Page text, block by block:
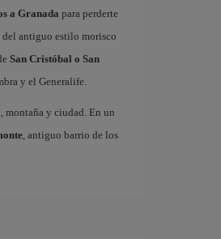
a Granada para perderte
del antiguo estilo morisco
San Cristóbal o San
y el Generalife.
montaña y ciudad. En un
, antiguo barrio de los